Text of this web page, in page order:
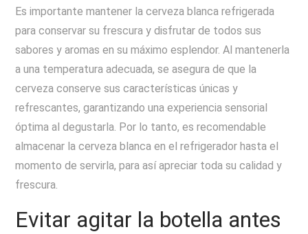
Es importante mantener la cerveza blanca refrigerada
para conservar su frescura y disfrutar de todos sus
sabores y aromas en su máximo esplendor. Al mantenerla
a una temperatura adecuada, se asegura de que la
cerveza conserve sus características únicas y
refrescantes, garantizando una experiencia sensorial
óptima al degustarla. Por lo tanto, es recomendable
almacenar la cerveza blanca en el refrigerador hasta el
momento de servirla, para así apreciar toda su calidad y
frescura.
Evitar agitar la botella antes